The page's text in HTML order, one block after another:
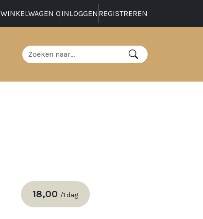
WINKELWAGEN 0INLOGGEN REGISTREREN
18,00 /1 dag